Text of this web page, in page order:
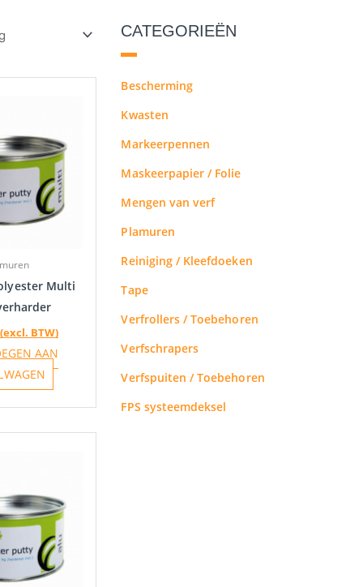
Multi
(excl. BTW)
AAN
CATEGORIEËN
Bescherming
Kwasten
Markeerpennen
Maskeerpapier / Folie
Mengen van verf
Plamuren
Reiniging / Kleefdoeken
Tape
Verfrollers / Toebehoren
Verfschrapers
Verfspuiten / Toebehoren
FPS systeemdeksel